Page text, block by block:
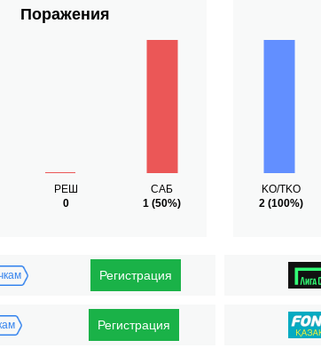
Поражения
РЕШ
0
САБ
1(50%)
KO/TKO
2 (100%)
Регистрация
Регистрация